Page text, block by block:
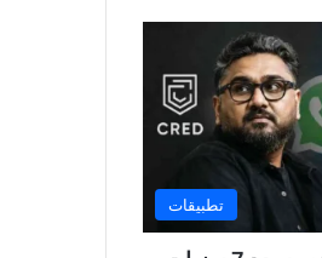
تطبيقات